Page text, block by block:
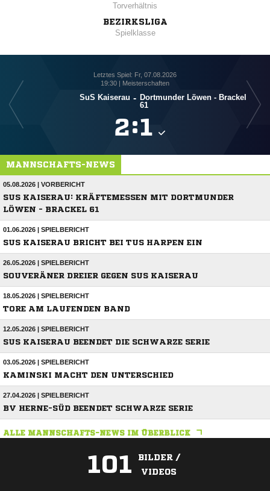
Torverhältnis
BEZIRKSLIGA
Spielklasse
Letztes Spiel: Fr, 07.08.2026
19:30 | Meisterschaften
SuS Kaiserau - Dortmunder Löwen - Brackel
61
:
MANNSCHAFTS-NEWS
05.08.2026 | VORBERICHT
SUS KAISERAU: KRÄFTEMESSEN MIT DORTMUNDER
LÖWEN - BRACKEL 61
01.06.2026 | SPIELBERICHT
SUS KAISERAU BRICHT BEI TUS HARPEN EIN
26.05.2026 | SPIELBERICHT
SOUVERÄNER DREIER GEGEN SUS KAISERAU
18.05.2026 | SPIELBERICHT
TORE AM LAUFENDEN BAND
12.05.2026 | SPIELBERICHT
SUS KAISERAU BEENDET DIE SCHWARZE SERIE
03.05.2026 | SPIELBERICHT
KAMINSKI MACHT DEN UNTERSCHIED
27.04.2026 | SPIELBERICHT
BV HERNE-SÜD BEENDET SCHWARZE SERIE
ALLE MANNSCHAFTS-NEWS IM ÜBERBLICK
101
BILDER /
VIDEOS